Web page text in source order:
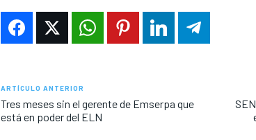
ARTÍCULO ANTERIOR
Tres meses sin el gerente de Emserpa que
está en poder del ELN